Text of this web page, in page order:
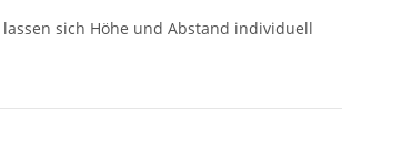
sich Höhe und Abstand individuell